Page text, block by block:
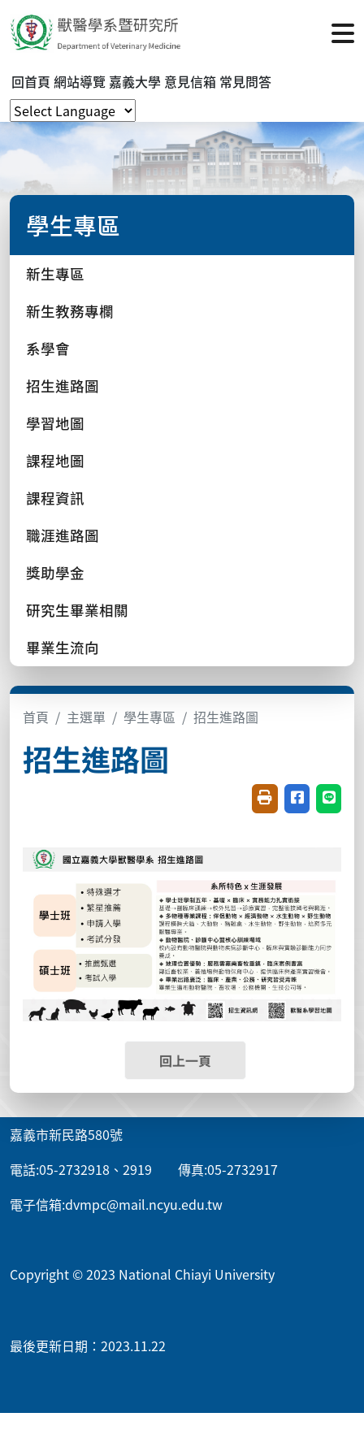
回首頁 網站導覽 嘉義大學 意見信箱 常見問答
學生專區
新生專區
新生教務專欄
系學會
招生進路圖
學習地圖
課程地圖
課程資訊
職涯進路圖
獎助學金
研究生畢業相關
畢業生流向
首頁 主選單 學生專區 招生進路圖
招生進路圖
友善列印(開新視
分享至臉書
分享
回上一頁
嘉義市新民路580號
電話:05-2732918、2919 傳真:05-2732917
電子信箱:dvmpc@mail.ncyu.edu.tw
Copyright © 2023 National Chiayi University
最後更新日期：2023.11.22